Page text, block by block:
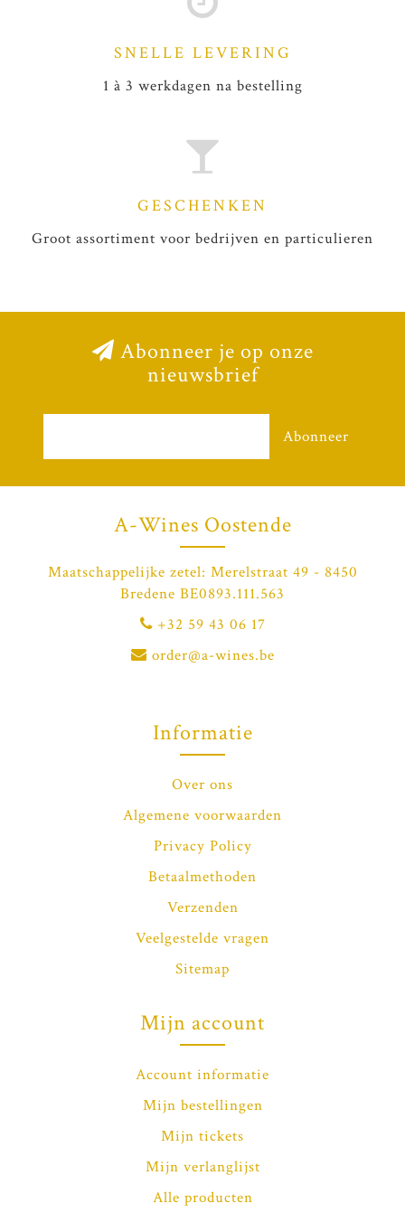
SNELLE LEVERING
1 à 3 werkdagen na bestelling
GESCHENKEN
Groot assortiment voor bedrijven en particulieren
Abonneer je op onze
nieuwsbrief
Abonneer
A-Wines Oostende
Maatschappelijke zetel: Merelstraat 49 - 8450
Bredene BE0893.111.563
+32 59 43 06 17
order@a-wines.be
Informatie
Over ons
Algemene voorwaarden
Privacy Policy
Betaalmethoden
Verzenden
Veelgestelde vragen
Sitemap
Mijn account
Account informatie
Mijn bestellingen
Mijn tickets
Mijn verlanglijst
Alle producten